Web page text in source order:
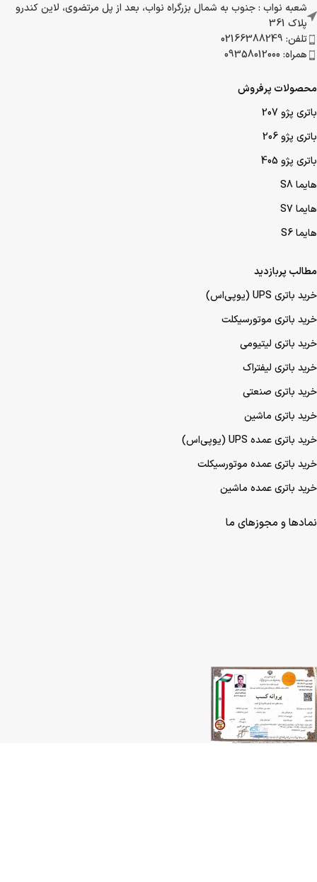
شعبه نواب : جنوب به شمال بزرگراه نواب، بعد از پل مرتضوی، لاین کندرو
پلاک 361
تلفن: 02166388249
همراه: 09358012000
محصولات پرفروش
باتری پژو 207
باتری پژو 206
باتری پژو 405
هایما S8
هایما S7
هایما S6
مطالب پربازدید
خرید باتری UPS (یو‌پی‌اس)
خرید باتری موتورسیکلت
خرید باتری لیتیومی
خرید باتری لیفتراک
خرید باتری صنعتی
خرید باتری ماشین
خرید باتری عمده UPS (یو‌پی‌اس)
خرید باتری عمده موتورسیکلت
خرید باتری عمده ماشین
نمادها و مجوزهای ما